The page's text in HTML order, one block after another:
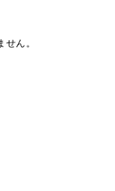
ん。